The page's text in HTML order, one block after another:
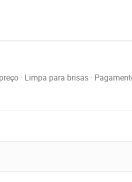
· Limpa para brisas ·